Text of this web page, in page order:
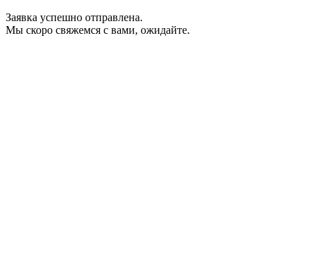
Заявка успешно отправлена.
Мы скоро свяжемся с вами, ожидайте.